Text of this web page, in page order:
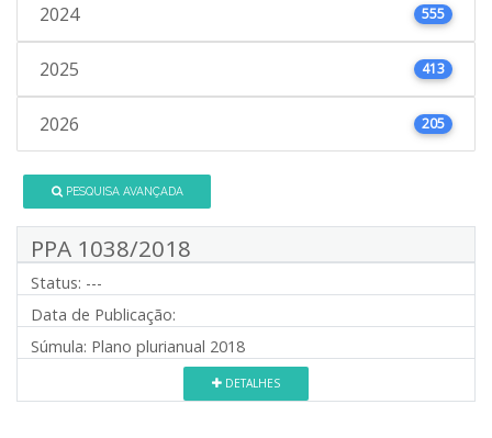
2024 555
2025 413
2026 205
PESQUISA AVANÇADA
PPA 1038/2018
Status: ---
Data de Publicação:
Súmula: Plano plurianual 2018
DETALHES